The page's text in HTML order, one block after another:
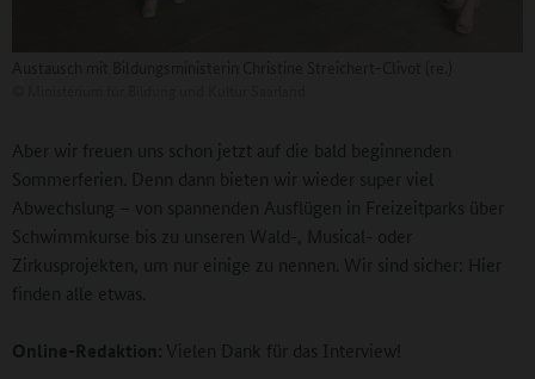
Aber wir freuen uns schon jetzt auf die bald beginnenden
Sommerferien. Denn dann bieten wir wieder super viel
Abwechslung – von spannenden Ausflügen in Freizeitparks über
Schwimmkurse bis zu unseren Wald-, Musical- oder
Zirkusprojekten, um nur einige zu nennen. Wir sind sicher: Hier
finden alle etwas.
Online-Redaktion: Vielen Dank für das Interview!